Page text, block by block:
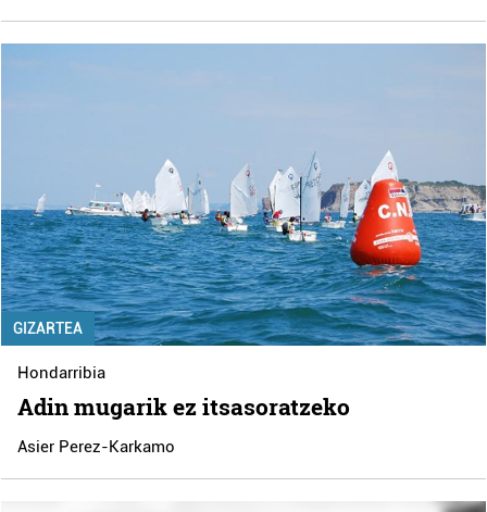
GIZARTEA
Hondarribia
Adin mugarik ez itsasoratzeko
Asier Perez-Karkamo